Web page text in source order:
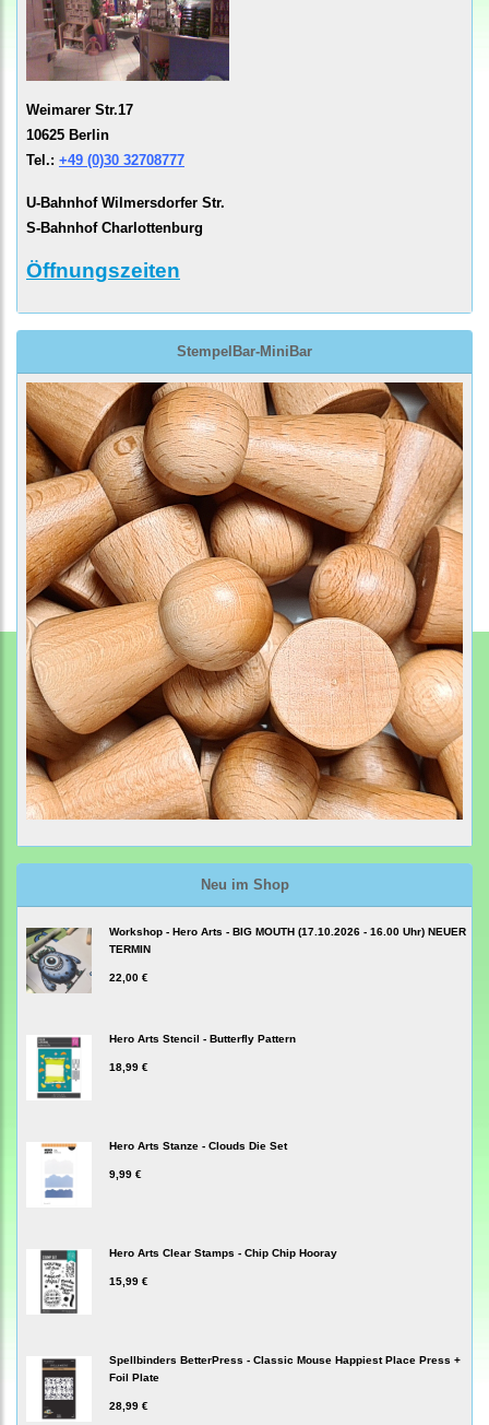
Weimarer Str.17
10625 Berlin
Tel.: +49 (0)30 32708777
U-Bahnhof Wilmersdorfer Str.
S-Bahnhof Charlottenburg
Öffnungszeiten
StempelBar-MiniBar
Neu im Shop
Workshop - Hero Arts - BIG MOUTH (17.10.2026 - 16.00 Uhr) NEUER
TERMIN
22,00 €
Hero Arts Stencil - Butterfly Pattern
18,99 €
Hero Arts Stanze - Clouds Die Set
9,99 €
Hero Arts Clear Stamps - Chip Chip Hooray
15,99 €
Spellbinders BetterPress - Classic Mouse Happiest Place Press +
Foil Plate
28,99 €